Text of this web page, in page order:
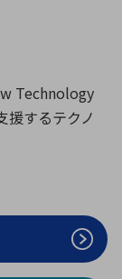
医療
ボティクス
D
P
Technology
援するテクノ